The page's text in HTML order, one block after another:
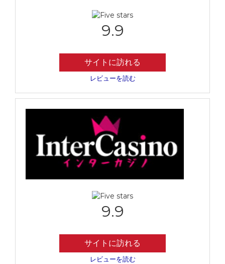
9.9
サイトに訪れる
レビューを読む
9.9
サイトに訪れる
レビューを読む